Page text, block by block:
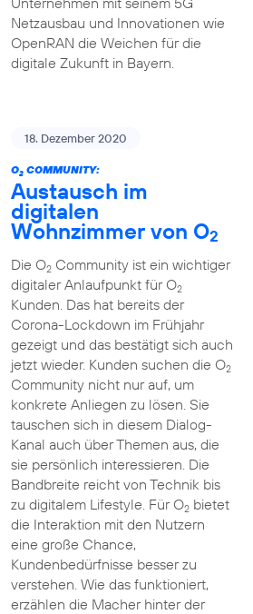
Netzausbau und Innovationen wie
OpenRAN die Weichen für die
digitale Zukunft in Bayern.
18. Dezember 2020
O2COMMUNITY:
Austausch im
digitalen
Wohnzimmer von O2
Die O2Community ist ein wichtiger
digitaler Anlaufpunkt für O2
Kunden. Das hat bereits der
Corona-Lockdown im Frühjahr
gezeigt und das bestätigt sich auch
jetzt wieder. Kunden suchen die O2
Community nicht nur auf, um
konkrete Anliegen zu lösen. Sie
tauschen sich in diesem Dialog-
Kanal auch über Themen aus, die
sie persönlich interessieren. Die
Bandbreite reicht von Technik bis
zu digitalem Lifestyle. Für O2bietet
die Interaktion mit den Nutzern
eine große Chance,
Kundenbedürfnisse besser zu
verstehen. Wie das funktioniert,
erzählen die Macher hinter der